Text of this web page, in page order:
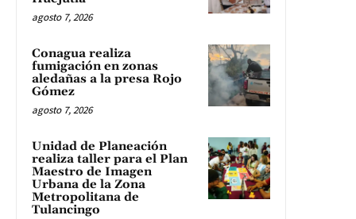
agosto 7, 2026
Conagua realiza
fumigación en zonas
aledañas a la presa Rojo
Gómez
agosto 7, 2026
Unidad de Planeación
realiza taller para el Plan
Maestro de Imagen
Urbana de la Zona
Metropolitana de
Tulancingo